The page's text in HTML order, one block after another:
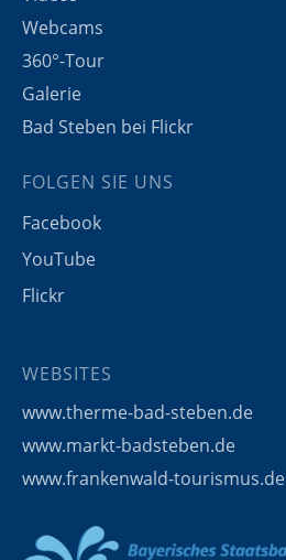
Webcams
360°-Tour
Galerie
Bad Steben bei Flickr
FOLGEN SIE UNS
Facebook
YouTube
Flickr
WEBSITES
www.therme-bad-steben.de
www.markt-badsteben.de
www.frankenwald-tourismus.de